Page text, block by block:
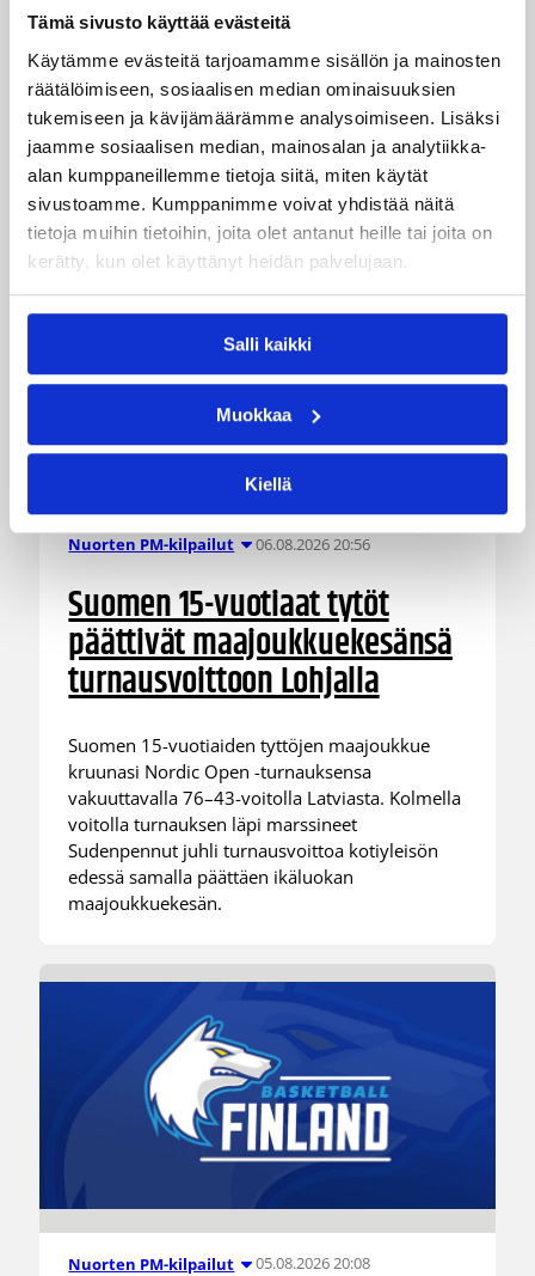
Tämä sivusto käyttää evästeitä
Käytämme evästeitä tarjoamamme sisällön ja mainosten
räätälöimiseen, sosiaalisen median ominaisuuksien
tukemiseen ja kävijämäärämme analysoimiseen. Lisäksi
jaamme sosiaalisen median, mainosalan ja analytiikka-
alan kumppaneillemme tietoja siitä, miten käytät
sivustoamme. Kumppanimme voivat yhdistää näitä
tietoja muihin tietoihin, joita olet antanut heille tai joita on
kerätty, kun olet käyttänyt heidän palvelujaan.
Salli kaikki
Muokkaa
Kiellä
ja johtivat parhaimmillaan 13 pisteellä, mutta
Bulgaria nousi toisella puoliajalla rinnalle ja
lopulta ohi.
Nuorten PM-kilpailut 06.08.2026 20:56
Suomen 15-vuotiaat tytöt
päättivät maajoukkuekesänsä
turnausvoittoon Lohjalla
Suomen 15-vuotiaiden tyttöjen maajoukkue
kruunasi Nordic Open -turnauksensa
vakuuttavalla 76–43-voitolla Latviasta. Kolmella
voitolla turnauksen läpi marssineet
Sudenpennut juhli turnausvoittoa kotiyleisön
edessä samalla päättäen ikäluokan
maajoukkuekesän.
Nuorten PM-kilpailut 05.08.2026 20:08